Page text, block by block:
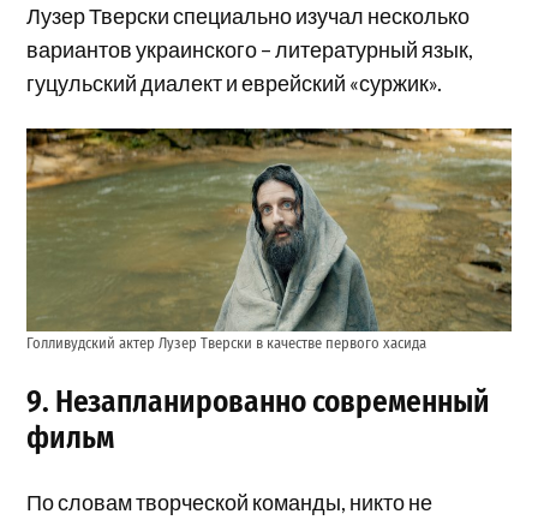
Лузер Тверски специально изучал несколько
вариантов украинского – литературный язык,
гуцульский диалект и еврейский «суржик».
Голливудский актер Лузер Тверски в качестве первого хасида
9. Незапланированно современный
фильм
По словам творческой команды, никто не